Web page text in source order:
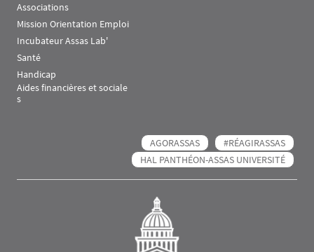
Associations
Mission Orientation Emploi
Incubateur Assas Lab'
Santé
Handicap
Aides financières et sociale
s
AGORASSAS
#RÉAGIRASSAS
HAL PANTHÉON-ASSAS UNIVERSITÉ